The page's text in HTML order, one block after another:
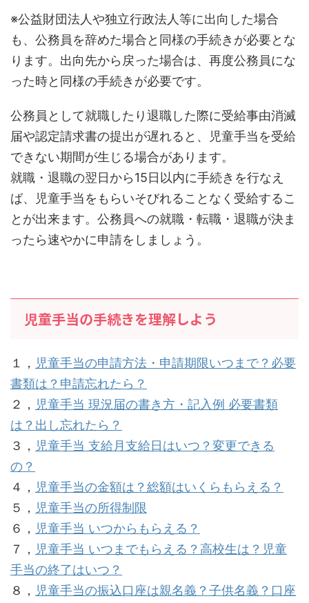
※公益財団法人や独立行政法人等に出向した場合
も、公務員を辞めた場合と同様の手続きが必要とな
ります。出向先から戻った場合は、再度公務員にな
った時と同様の手続きが必要です。
公務員として就職したり退職した際に受給事由消滅
届や認定請求書の提出が遅れると、児童手当を受給
できない期間が生じる場合があります。
就職・退職の翌日から15日以内に手続きを行なえ
ば、児童手当をもらいそびれることなく受給するこ
とが出来ます。公務員への就職・転職・退職が決ま
ったら速やかに申請をしましょう。
児童手当の手続きを理解しよう
１， 児童手当の申請方法・申請期限いつまで？必要
書類は？申請忘れたら？
２， 児童手当 現況届の書き方・記入例 必要書類
は？出し忘れたら？
３， 児童手当 支給月支給日はいつ？変更できる
の？
４， 児童手当の金額は？総額はいくらもらえる？
５， 児童手当の所得制限
６， 児童手当 いつからもらえる？
７， 児童手当 いつまでもらえる？高校生は？児童
手当の終了はいつ？
８， 児童手当の振込口座は親名義？子供名義？口座